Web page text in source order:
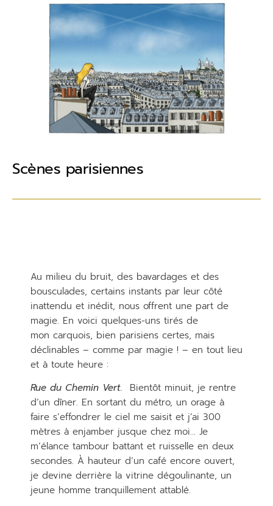
Scènes parisiennes
Au milieu du bruit, des bavardages et des
bousculades, certains instants par leur côté
inattendu et inédit, nous offrent une part de
magie. En voici quelques-uns tirés de
mon carquois, bien parisiens certes, mais
déclinables – comme par magie ! – en tout lieu
et à toute heure :
Rue du Chemin Vert. Bientôt minuit, je rentre
d’un dîner. En sortant du métro, un orage à
faire s’effondrer le ciel me saisit et j’ai 300
mètres à enjamber jusque chez moi… Je
m’élance tambour battant et ruisselle en deux
secondes. À hauteur d’un café encore ouvert,
je devine derrière la vitrine dégoulinante, un
jeune homme tranquillement attablé.